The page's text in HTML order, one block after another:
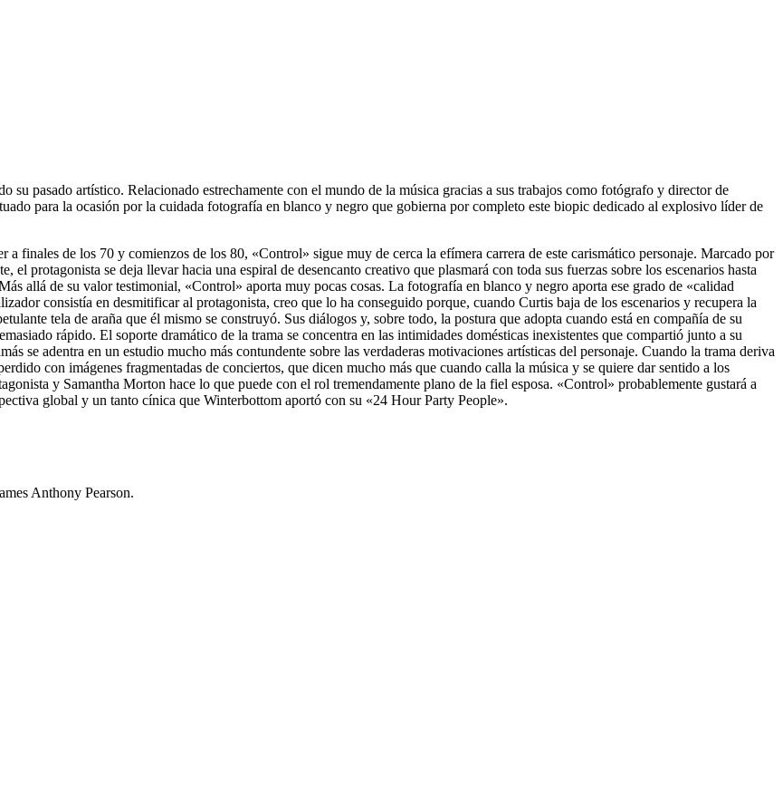
pasado artístico. Relacionado estrechamente con el mundo de la música gracias a sus trabajos como fotógrafo y director de
para la ocasión por la cuidada fotografía en blanco y negro que gobierna por completo este biopic dedicado al explosivo líder de
finales de los 70 y comienzos de los 80, «Control» sigue muy de cerca la efímera carrera de este carismático personaje. Marcado por
el protagonista se deja llevar hacia una espiral de desencanto creativo que plasmará con toda sus fuerzas sobre los escenarios hasta
allá de su valor testimonial, «Control» aporta muy pocas cosas. La fotografía en blanco y negro aporta ese grado de «calidad
consistía en desmitificar al protagonista, creo que lo ha conseguido porque, cuando Curtis baja de los escenarios y recupera la
tela de araña que él mismo se construyó. Sus diálogos y, sobre todo, la postura que adopta cuando está en compañía de su
rápido. El soporte dramático de la trama se concentra en las intimidades domésticas inexistentes que compartió junto a su
se adentra en un estudio mucho más contundente sobre las verdaderas motivaciones artísticas del personaje. Cuando la trama deriva
con imágenes fragmentadas de conciertos, que dicen mucho más que cuando calla la música y se quiere dar sentido a los
y Samantha Morton hace lo que puede con el rol tremendamente plano de la fiel esposa. «Control» probablemente gustará a
global y un tanto cínica que Winterbottom aportó con su «24 Hour Party People».
Anthony Pearson.